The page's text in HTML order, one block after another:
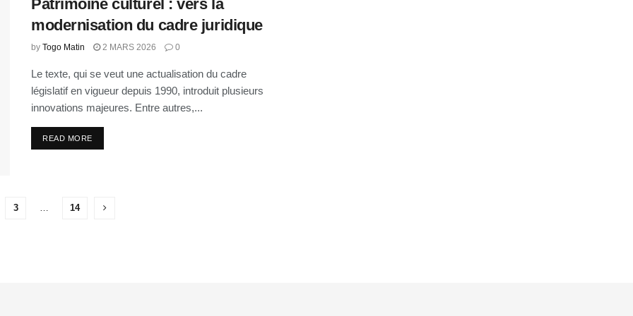
Patrimoine culturel : vers la
modernisation du cadre juridique
by Togo Matin 2 MARS 2026 0
Le texte, qui se veut une actualisation du cadre
législatif en vigueur depuis 1990, introduit plusieurs
innovations majeures. Entre autres,...
READ MORE
3 14